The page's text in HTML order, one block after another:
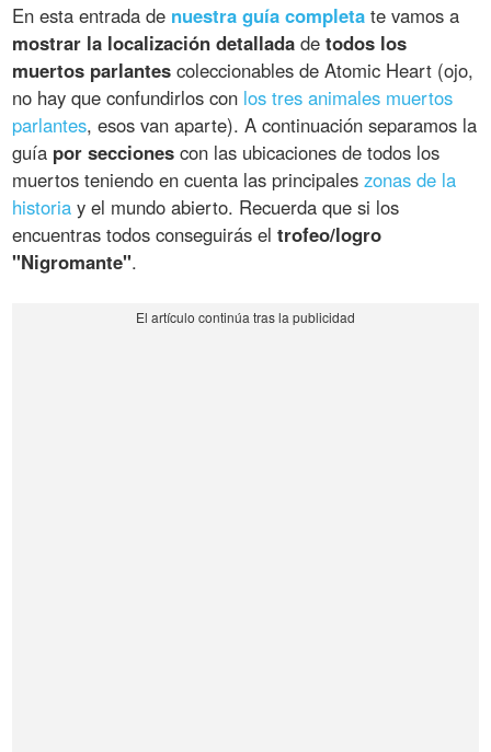
En esta entrada de nuestra guía completa te vamos a
mostrar la localización detallada detodos los
muertos parlantes coleccionables de Atomic Heart (ojo,
no hay que confundirlos con los tres animales muertos
parlantes, esos van aparte). A continuación separamos la
guía por secciones con las ubicaciones de todos los
muertos teniendo en cuenta las principaleszonas de la
historia y el mundo abierto. Recuerda que si los
encuentras todos conseguirás eltrofeo/logro
"Nigromante".